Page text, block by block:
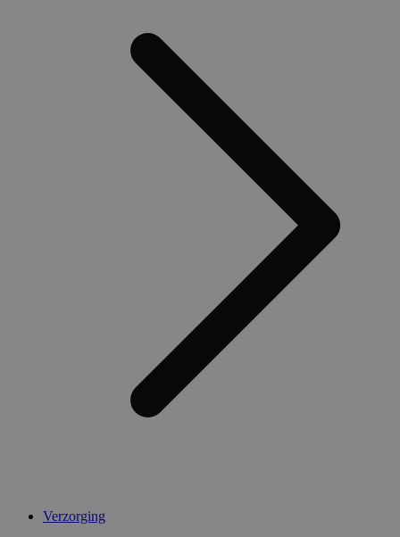
Verzorging